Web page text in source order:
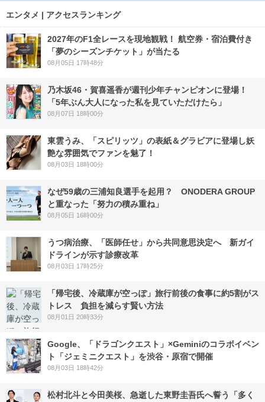
エンタメ | アクセスランキング
2027年のF1全レースを現地観戦！ 航空券・宿泊費付き
「夢のシーズンチケット」が当たる
08月05日 17時48分
乃木坂46・賀喜遥香が週刊少年チャンピオンに登場！
「5年ぶん大人になった私を見ていただけたら」
08月07日 18時00分
東雲うみ、「スピリッツ」の表紙＆グラビアに登場し妖
艶な雰囲気でファンを魅了！
08月03日 18時00分
なぜ59歳の三浦知良選手を起用？ ONODERA GROUP
と重なった「努力の積み重ね」
08月05日 16時00分
うつ病治療、「医師任せ」から共同意思決定へ 新ガイ
ドラインが示す診療改革
08月03日 17時25分
「帰宅後、冷蔵庫が空っぽ」旅行前後の食事に約5割がス
トレス 負担を減らす賢い方法
08月01日 20時33分
Google、「ドラゴンクエスト」×Geminiのコラボイベン
ト「ジェミニクエスト」を渋谷・原宿で開催
08月03日 18時42分
松村北斗と今田美桜、急逝した東野圭吾氏へ誓う「多く